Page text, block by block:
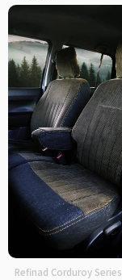
Refinad Corduroy Series